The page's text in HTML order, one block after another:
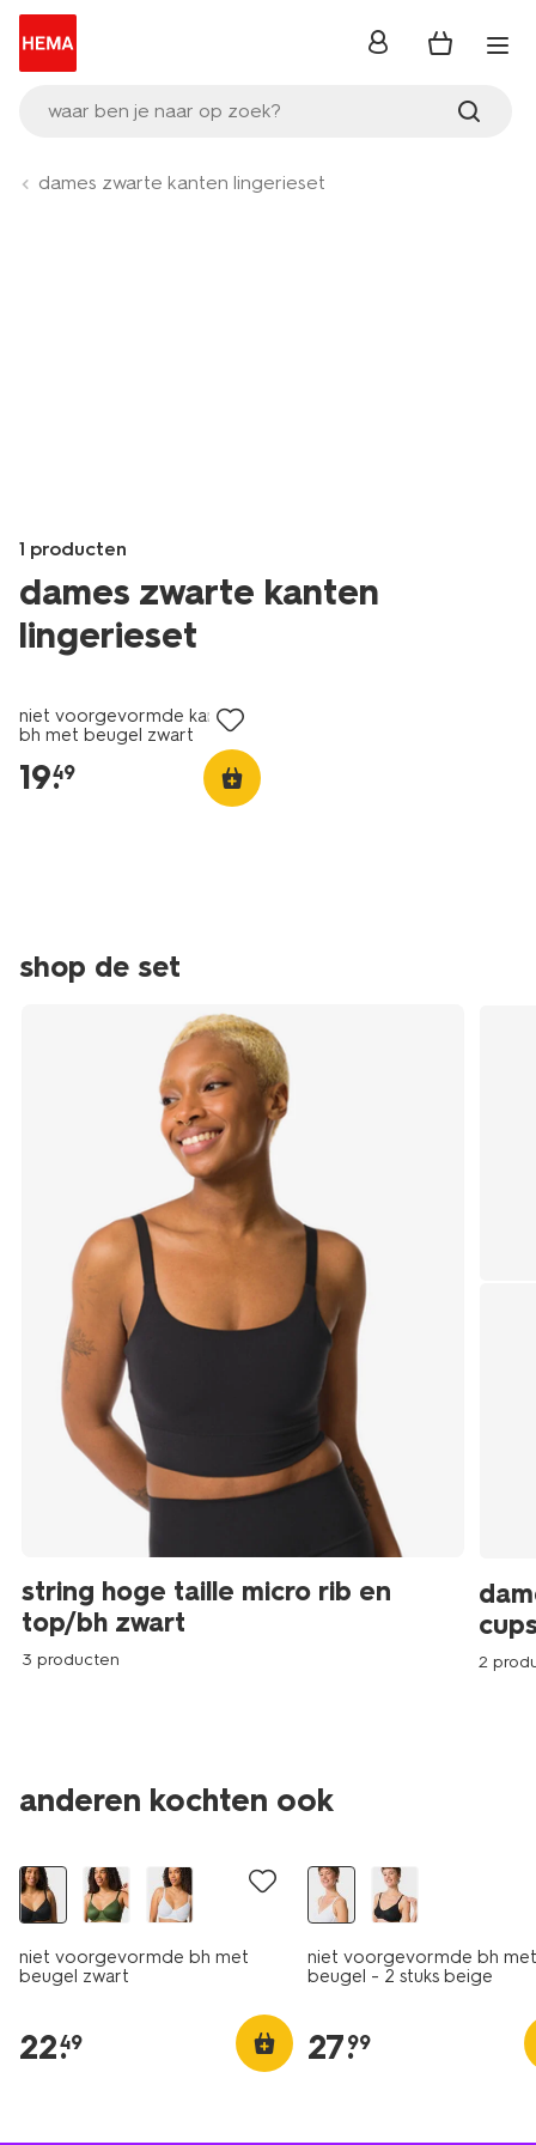
waar ben je naar op zoek?
inloggen
dames zwarte kanten lingerieset
1 producten
dames zwarte kanten
lingerieset
voorgevormde-
kanten-
bh-
Products
niet voorgevormde kanten
bh met beugel zwart
19.
49
shop de set
string hoge taille micro rib en
top/bh zwart
3 producten 2
anderen kochten ook
niet voorgevormde bh met
beugel zwart
22.
49
niet voorgevormde bh
beugel - 2 stuks beige
27.
99